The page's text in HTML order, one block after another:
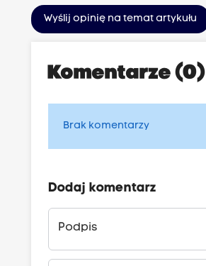
Wyślij opinię na temat artykułu
Komentarze (0)
Brak komentarzy
Dodaj komentarz
Podpis